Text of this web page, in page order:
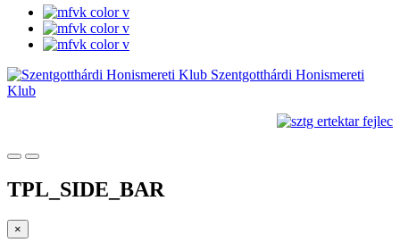
Szentgotthárdi Honismereti
Klub
TPL_SIDE_BAR
×